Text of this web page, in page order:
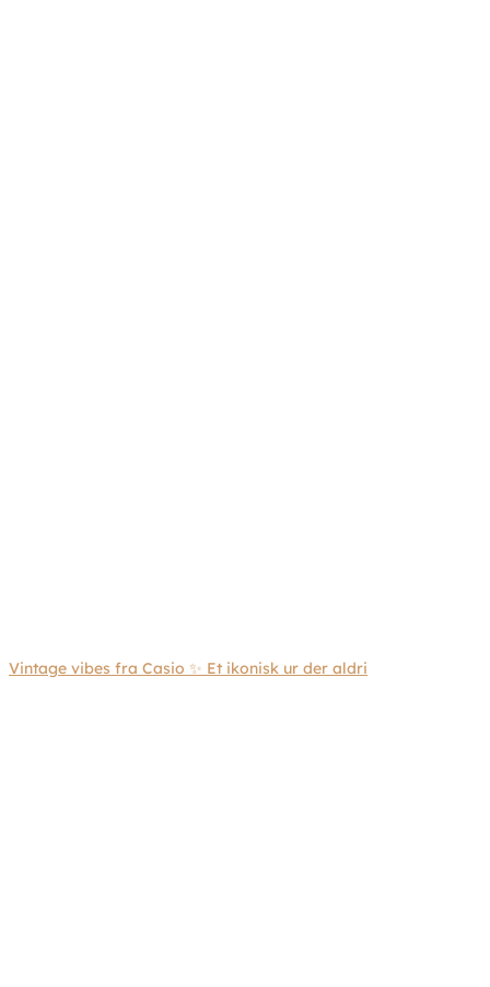
Vintage vibes fra Casio ✨ Et ikonisk ur der aldri